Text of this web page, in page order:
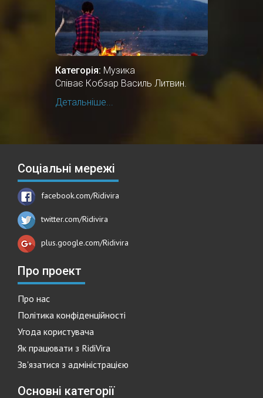
Категорія: Музика
Співає Кобзар Василь Литвин.
Детальніше...
Соціальні мережі
facebook.com/Ridivira
twitter.com/Ridivira
plus.google.com/Ridivira
Про проект
Про нас
Політика конфіденційності
Угода користувача
Як працювати з RidiVira
Зв'язатися з адміністрацією
Основні категорії